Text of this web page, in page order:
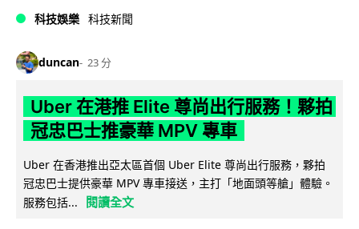
科技娛樂 科技新聞
duncan 23 分
Uber 在港推 Elite 尊尚出行服務！夥拍
冠忠巴士推豪華 MPV 專車
Uber 在香港推出亞太區首個 Uber Elite 尊尚出行服務，夥拍
冠忠巴士提供豪華 MPV 專車接送，主打「地面頭等艙」體驗。
服務包括...
閱讀全文